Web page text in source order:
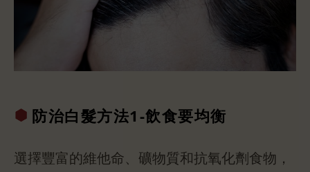
防治白髮方法1-飲食要均衡
選擇豐富的維他命、礦物質和抗氧化劑食物，